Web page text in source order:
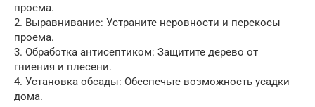
проема.
2. Выравнивание: Устраните неровности и перекосы
проема.
3. Обработка антисептиком: Защитите дерево от
гниения и плесени.
4. Установка обсады: Обеспечьте возможность усадки
дома.